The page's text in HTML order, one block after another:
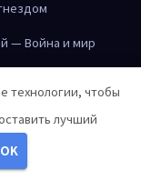
— Война и мир
— Война и мир
— Война и мир
технологии, чтобы
лучший
OK